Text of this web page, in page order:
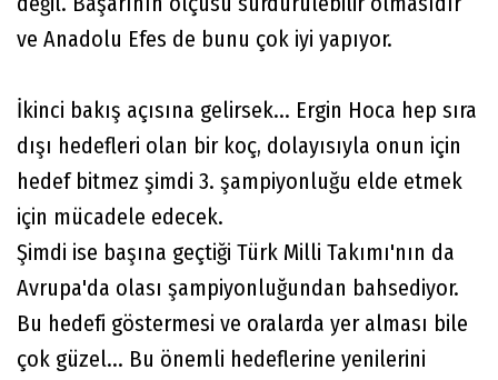
ve Anadolu Efes de bunu çok iyi yapıyor.
İkinci bakış açısına gelirsek... Ergin Hoca hep sıra
dışı hedefleri olan bir koç, dolayısıyla onun için
hedef bitmez şimdi 3. şampiyonluğu elde etmek
için mücadele edecek.
Şimdi ise başına geçtiği Türk Milli Takımı'nın da
Avrupa'da olası şampiyonluğundan bahsediyor.
Bu hedefi göstermesi ve oralarda yer alması bile
çok güzel... Bu önemli hedeflerine yenilerini